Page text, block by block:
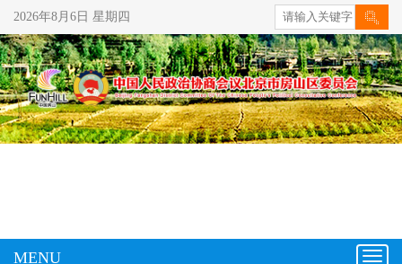
2026年8月6日 星期四
MENU